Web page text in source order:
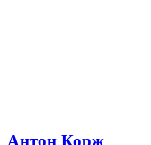
Антон Корж